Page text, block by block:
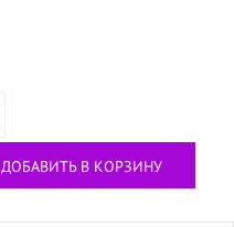
ДОБАВИТЬ В КОРЗИНУ